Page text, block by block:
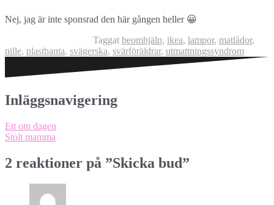
Nej, jag är inte sponsrad den här gången heller 😀
Taggat beomhjälp, ikea, lampor, matlådor,
nille, plastbanta, svägerska, svärföräldrar, utmattningssyndrom
Inläggsnavigering
Ett om dagen
Stolt mamma
2 reaktioner på ”Skicka bud”